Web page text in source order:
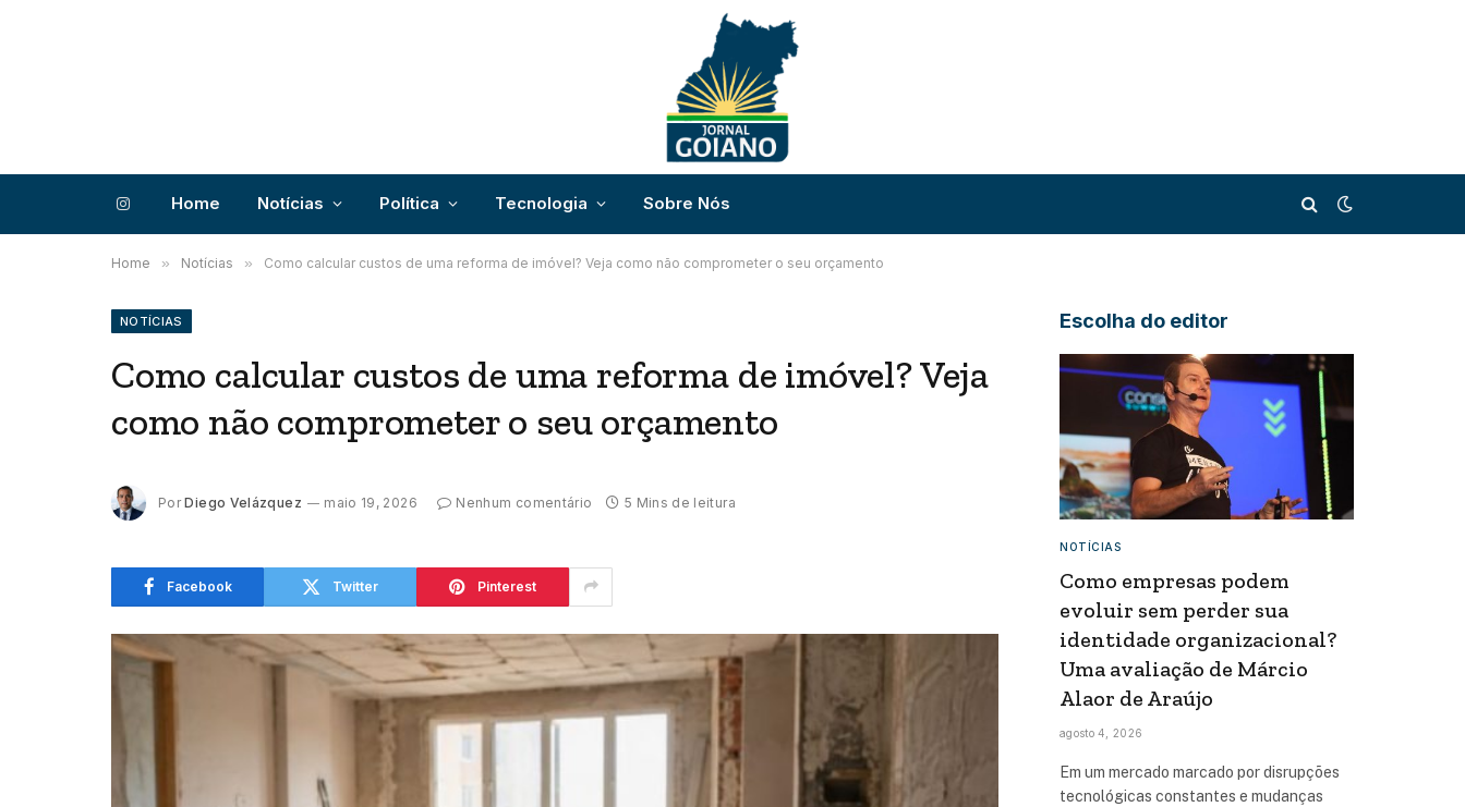
InstagramHome Notícias Política Tecnologia Sobre Nós
Home » Notícias » Como calcular custos de uma reforma de imóvel? Veja como não comprometer o seu orçamento
NOTÍCIAS
Como calcular custos de uma reforma de imóvel? Veja
como não comprometer o seu orçamento
Por Diego Velázquez maio 19, 2026 Nenhum comentário 5 Mins de leitura
Facebook Twitter Pinterest
Escolha do editor
NOTÍCIAS
Como empresas podem
evoluir sem perder sua
identidade organizacional?
Uma avaliação de Márcio
Alaor de Araújo
agosto 4, 2026
Em um mercado marcado por disrupções
tecnológicas constantes e mudanças